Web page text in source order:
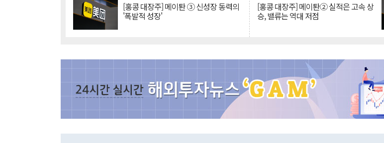
[홍콩 대장주] 메이퇀 ③ 신성장 동력의
'폭발적 성장'
[홍콩 대장주] 메이퇀② 실적은 고속 상
승, 밸류는 역대 저점